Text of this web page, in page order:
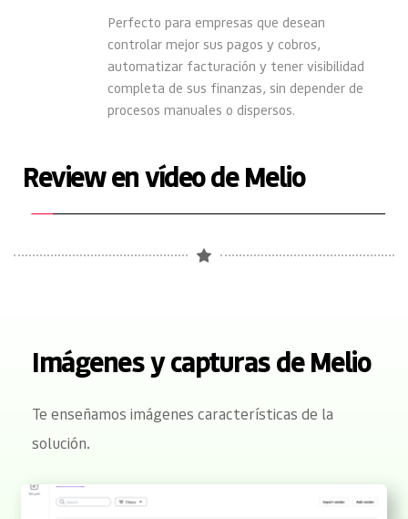
Perfecto para empresas que desean
controlar mejor sus pagos y cobros,
automatizar facturación y tener visibilidad
completa de sus finanzas, sin depender de
procesos manuales o dispersos.
Review en vídeo de Melio
Imágenes y capturas de Melio
Te enseñamos imágenes características de la
solución.